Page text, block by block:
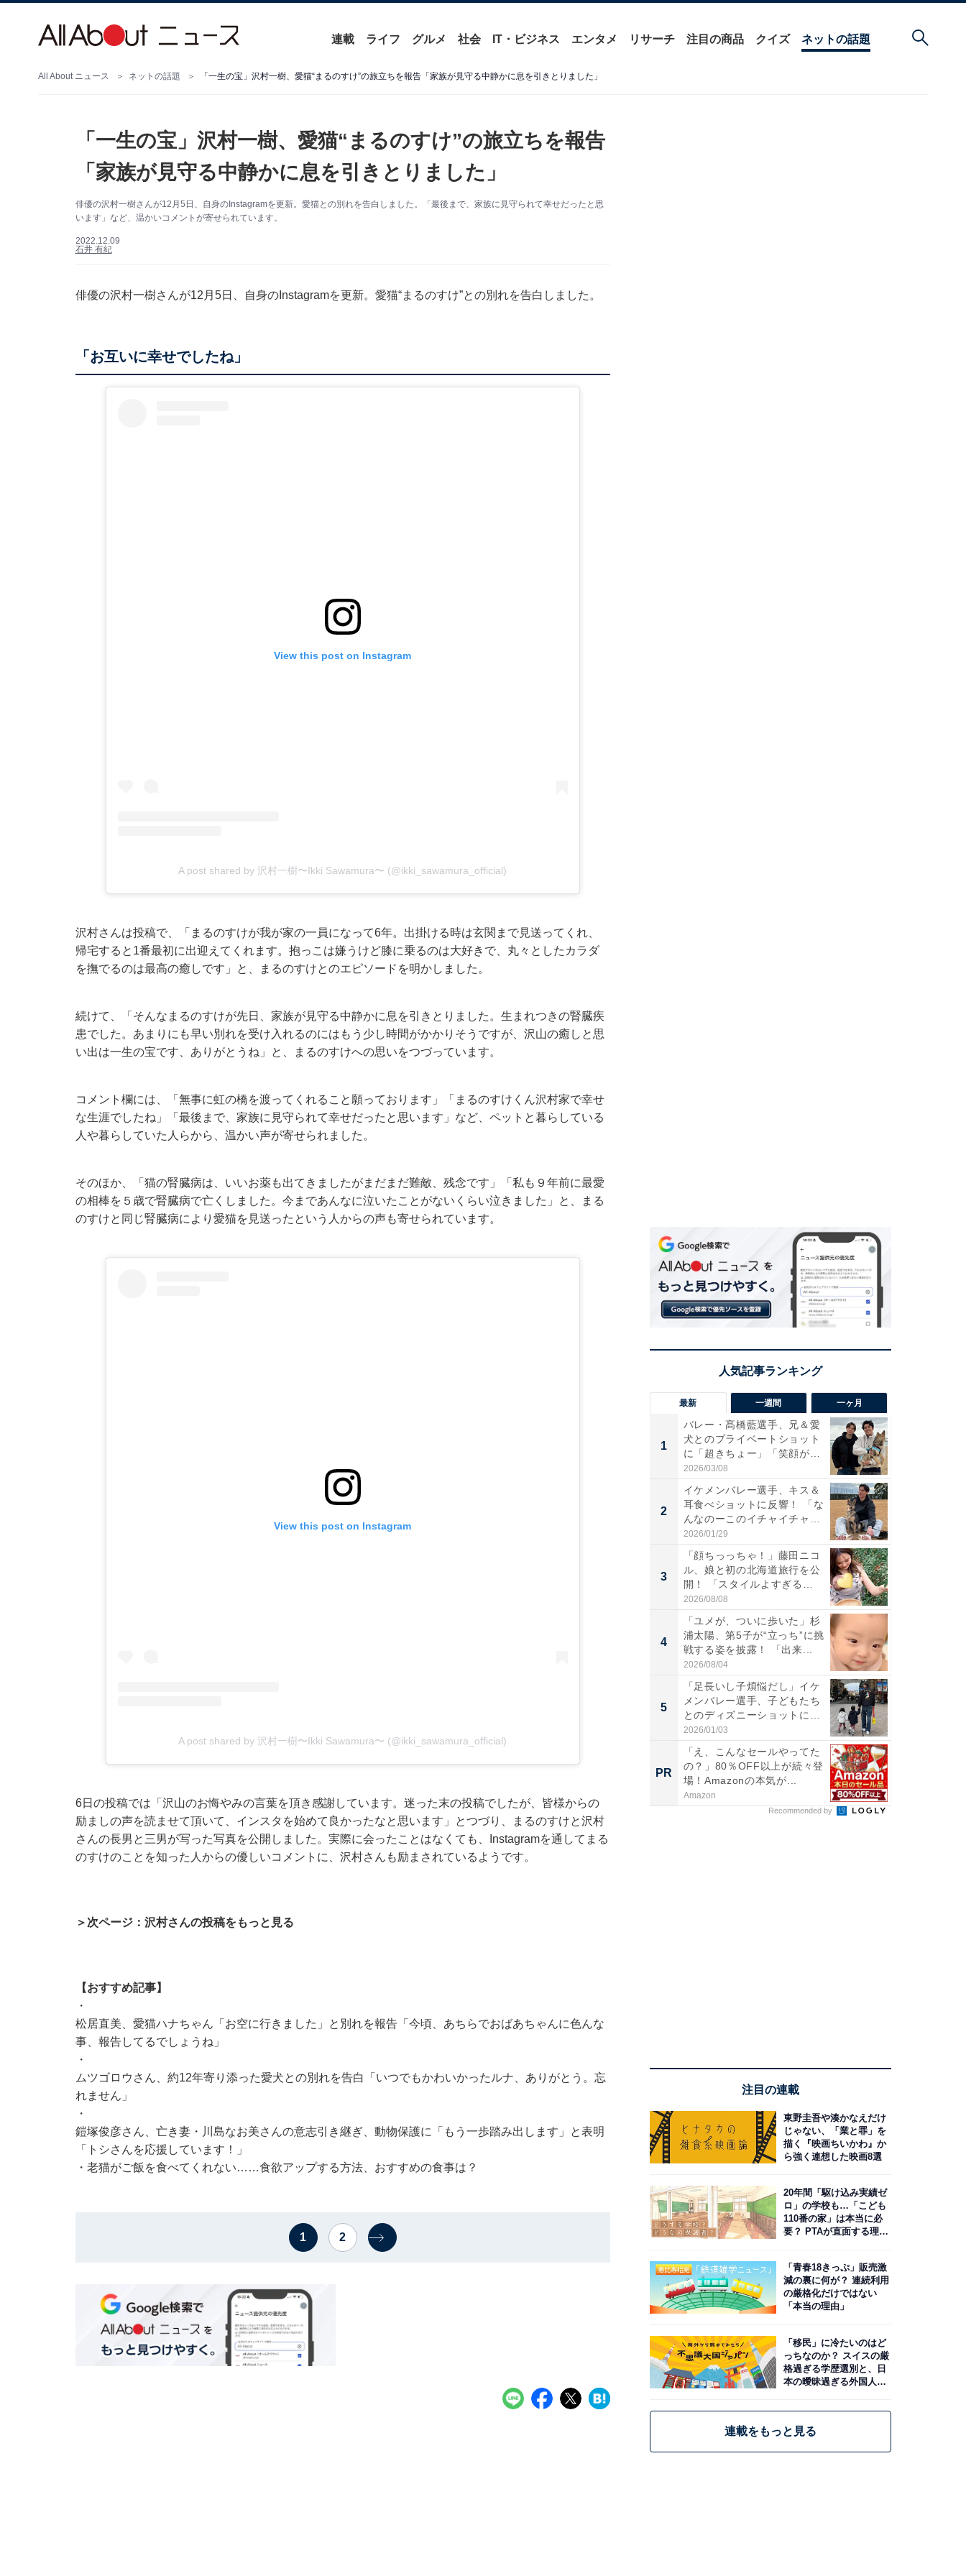
連載 ライフ グルメ 社会 IT・ビジネス エンタメ リサーチ 注目の商品 クイズ ネットの話題
All About ニュース ネットの話題 「一生の宝」沢村一樹、愛猫“まるのすけ”の旅立ちを報告「家族が見守る中静かに息を引きとりました」
「一生の宝」沢村一樹、愛猫“まるのすけ”の旅立ちを報告
「家族が見守る中静かに息を引きとりました」
俳優の沢村一樹さんが12月5日、自身のInstagramを更新。愛猫との別れを告白しました。「最後まで、家族に見守られて幸せだったと思
います」など、温かいコメントが寄せられています。
2022.12.09
石井 有紀
俳優の沢村一樹さんが12月5日、自身のInstagramを更新。愛猫“まるのすけ”との別れを告白しました。
「お互いに幸せでしたね」
View this post on Instagram
A post shared by 沢村一樹〜Ikki Sawamura〜 (@ikki_sawamura_official)
沢村さんは投稿で、「まるのすけが我が家の一員になって6年。出掛ける時は玄関まで見送ってくれ、
帰宅すると1番最初に出迎えてくれます。抱っこは嫌うけど膝に乗るのは大好きで、丸々としたカラダ
を撫でるのは最高の癒しです」と、まるのすけとのエピソードを明かしました。
続けて、「そんなまるのすけが先日、家族が見守る中静かに息を引きとりました。生まれつきの腎臓疾
患でした。あまりにも早い別れを受け入れるのにはもう少し時間がかかりそうですが、沢山の癒しと思
い出は一生の宝です、ありがとうね」と、まるのすけへの思いをつづっています。
コメント欄には、「無事に虹の橋を渡ってくれること願っております」「まるのすけくん沢村家で幸せ
な生涯でしたね」「最後まで、家族に見守られて幸せだったと思います」など、ペットと暮らしている
人や暮らしていた人らから、温かい声が寄せられました。
そのほか、「猫の腎臓病は、いいお薬も出てきましたがまだまだ難敵、残念です」「私も９年前に最愛
の相棒を５歳で腎臓病で亡くしました。今まであんなに泣いたことがないくらい泣きました」と、まる
のすけと同じ腎臓病により愛猫を見送ったという人からの声も寄せられています。
View this post on Instagram
A post shared by 沢村一樹〜Ikki Sawamura〜 (@ikki_sawamura_official)
6日の投稿では「沢山のお悔やみの言葉を頂き感謝しています。迷った末の投稿でしたが、皆様からの
励ましの声を読ませて頂いて、インスタを始めて良かったなと思います」とつづり、まるのすけと沢村
さんの長男と三男が写った写真を公開しました。実際に会ったことはなくても、Instagramを通してまる
のすけのことを知った人からの優しいコメントに、沢村さんも励まされているようです。
＞次ページ：沢村さんの投稿をもっと見る
【おすすめ記事】
・
松居直美、愛猫ハナちゃん「お空に行きました」と別れを報告「今頃、あちらでおばあちゃんに色んな
事、報告してるでしょうね」
・
ムツゴロウさん、約12年寄り添った愛犬との別れを告白「いつでもかわいかったルナ、ありがとう。忘
れません」
・
鎧塚俊彦さん、亡き妻・川島なお美さんの意志引き継ぎ、動物保護に「もう一歩踏み出します」と表明
「トシさんを応援しています！」
・ 老猫がご飯を食べてくれない……食欲アップする方法、おすすめの食事は？
1 2
最新 一週間 一ヶ月
1
バレー・髙橋藍選手、兄＆愛
犬とのプライベートショット
に「超きちょー」「笑顔が見
れ...
2026/03/08
2
イケメンバレー選手、キス＆
耳食べショットに反響！ 「な
んなのーこのイチャイチャ
感...
2026/01/29
3
「顔ちっっちゃ！」藤田ニコ
ル、娘と初の北海道旅行を公
開！ 「スタイルよすぎる
よ〜...
2026/08/08
4
「ユメが、ついに歩いた」杉
浦太陽、第5子が“立っち”に挑
戦する姿を披露！ 「出来...
2026/08/04
5
「足長いし子煩悩だし」イケ
メンバレー選手、子どもたち
とのディズニーショットに
「か...
2026/01/03
PR
「え、こんなセールやってた
の？」80％OFF以上が続々登
場！Amazonの本気が...
Amazon
Recommended by
注目の連載
東野圭吾や湊かなえだけ
じゃない、「業と罪」を
描く『映画ちいかわ』か
ら強く連想した映画8選
20年間「駆け込み実績ゼ
ロ」の学校も…「こども
110番の家」は本当に必
要？ PTAが直面する理想
「青春18きっぷ」販売激
減の裏に何が？ 連続利用
の厳格化だけではない
「本当の理由」
「移民」に冷たいのはど
っちなのか？ スイスの厳
格過ぎる学歴選別と、日
本の曖昧過ぎる外国人政
連載をもっと見る